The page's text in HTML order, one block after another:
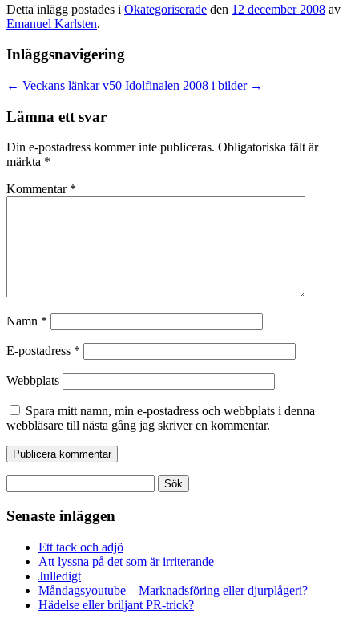
Detta inlägg postades i Okategoriserade den 12 december 2008 av
Emanuel Karlsten.
Inläggsnavigering
← Veckans länkar v50 Idolfinalen 2008 i bilder →
Lämna ett svar
Din e-postadress kommer inte publiceras. Obligatoriska fält är
märkta *
Kommentar *
Namn *
E-postadress *
Webbplats
Spara mitt namn, min e-postadress och webbplats i denna
webbläsare till nästa gång jag skriver en kommentar.
efter:
Senaste inläggen
Ett tack och adjö
Att lyssna på det som är irriterande
Julledigt
Måndagsyoutube – Marknadsföring eller djurplågeri?
Hädelse eller briljant PR-trick?